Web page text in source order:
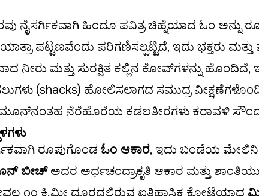
ನೈಸರ್ಗಿಕವಾಗಿ ಹಿಂದೂ ಪವಿತ್ರ ಚಿಹ್ನೆಯಾದ ಓಂ ಅನ್ನು
ಪಟ್ಟಣವೆಂದು ಪರಿಗಣಿಸಲ್ಪಟ್ಟಿದೆ, ಇದು ಭಕ್ತರು ಮತ್ತು
ನೀರು ಮತ್ತು ಸುರಕ್ಷಿತ ಕಲ್ಲಿನ ಕೋವ್‌ಗಳನ್ನು
(shacks) ಹೋಲಿಸಲಾಗದ ಸಮುದ್ರ
ಮೂನ್‌ನಂತಹ ನೆರೆಹೊರೆಯ ಕಡಲತೀರಗಳು ಕರಾವಳಿ
ರೂಪುಗೊಂಡಓಂ ಆಕಾರ, ಇದು ಬಂಡೆಯ
ಬೀಚ್ಅದರ ಅರ್ಧಚಂದ್ರಾಕೃತಿ ಆಕಾರ ಮತ್ತು
೧೦ ಕಿ.ಮೀ ದೂರದಲ್ಲಿರುವ ಐತಿಹಾಸಿಕ ಕೋಟೆಯಾದ